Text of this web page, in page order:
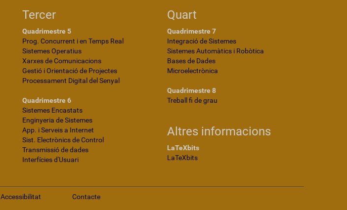
Tercer
Quadrimestre 5
Prog. Concurrent i en Temps Real
Sistemes Operatius
Xarxes de Comunicacions
Gestió i Orientació de Projectes
Processament Digital del Senyal
Quadrimestre 6
Sistemes Encastats
Enginyeria de Sistemes
App. i Serveis a Internet
Sist. Electrònics de Control
Transmissió de dades
Interfícies d'Usuari
Quart
Quadrimestre 7
Integració de Sistemes
Sistemes Automàtics i Robòtica
Bases de Dades
Microelectrònica
Quadrimestre 8
Treball fi de grau
Altres informacions
LaTeXbits
LaTeXbits
Accessibilitat Contacte